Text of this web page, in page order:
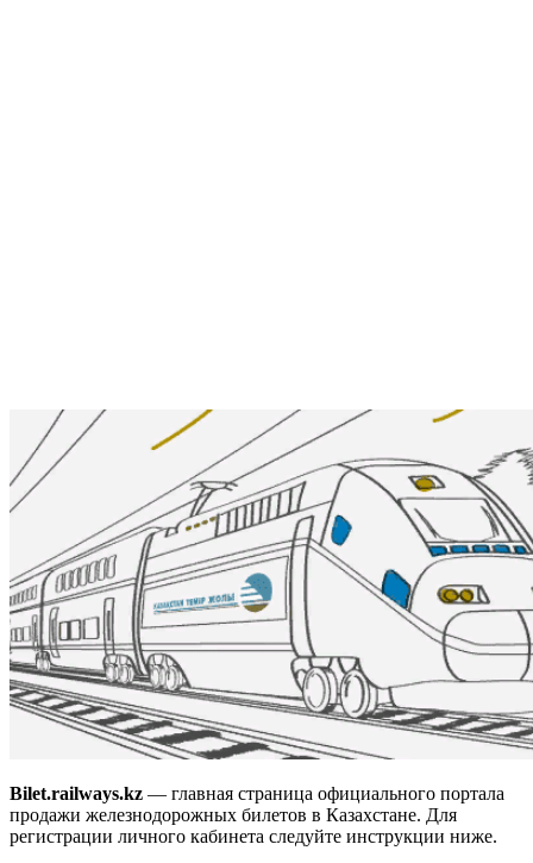
Bilet.railways.kz — главная страница официального портала
продажи железнодорожных билетов в Казахстане. Для
регистрации личного кабинета следуйте инструкции ниже.